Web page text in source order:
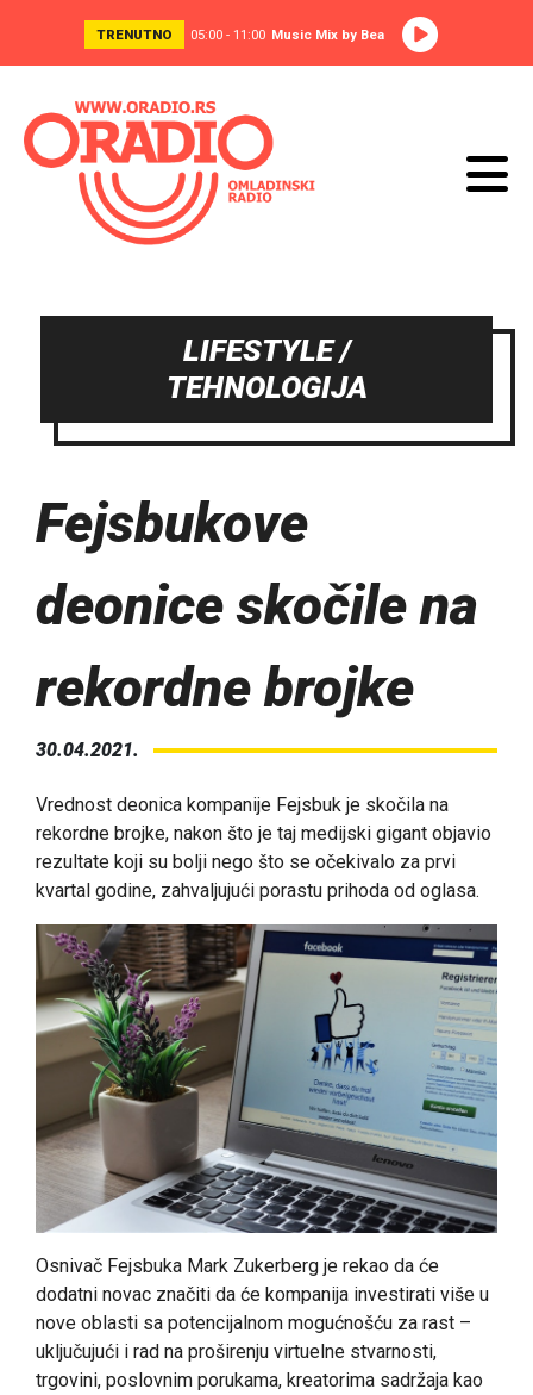
TRENUTNO 05:00 - 11:00 Music Mix by Bea
LIFESTYLE /
TEHNOLOGIJA
Fejsbukove
deonice skočile na
rekordne brojke
30.04.2021.
Vrednost deonica kompanije Fejsbuk je skočila na
rekordne brojke, nakon što je taj medijski gigant objavio
rezultate koji su bolji nego što se očekivalo za prvi
kvartal godine, zahvaljujući porastu prihoda od oglasa.
Osnivač Fejsbuka Mark Zukerberg je rekao da će
dodatni novac značiti da će kompanija investirati više u
nove oblasti sa potencijalnom mogućnošću za rast –
uključujući i rad na proširenju virtuelne stvarnosti,
trgovini, poslovnim porukama, kreatorima sadržaja kao